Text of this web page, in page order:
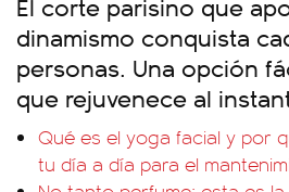
dinamismo conquista
personas. Una opción
que rejuvenece al
Qué es el yoga facial y por
tu día a día para el